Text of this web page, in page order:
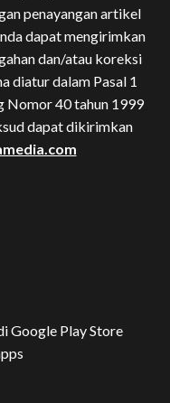
penayangan artikel
dapat mengirimkan
dan/atau koreksi
diatur dalam Pasal 1
Nomor 40 tahun 1999
dapat dikirimkan
Google Play Store